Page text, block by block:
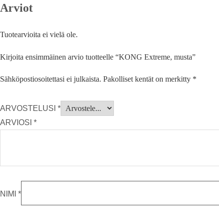
Arviot
Tuotearvioita ei vielä ole.
Kirjoita ensimmäinen arvio tuotteelle “KONG Extreme, musta”
Sähköpostiosoitettasi ei julkaista. Pakolliset kentät on merkitty *
ARVOSTELUSI *
ARVIOSI *
NIMI *